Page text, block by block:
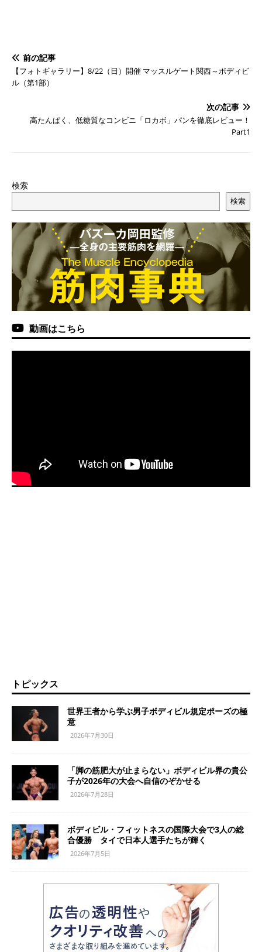
前の記事
【フォトギャラリー】8/22（日）開催 マッスルゲート関西～ボディビ
ル（第1部）
次の記事
高たんぱく、低糖質なコンビニ「ロカボ」パンを徹底レビュー！
Part1
検索
検索
動画はこちら
トピックス
世界王者から学ぶ男子ボディビル規定ポーズの極
意
2026年7月30日
「脚の筋肥大が止まらない」ボディビル界の貴公
子が2026年の大会へ自信のぞかせる
2026年7月28日
ボディビル・フィットネスの国際大会で3人の総
合優勝 タイで日本人選手たちが輝く
2026年7月5日